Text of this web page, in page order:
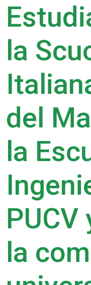
la
del
la
PUCV
la